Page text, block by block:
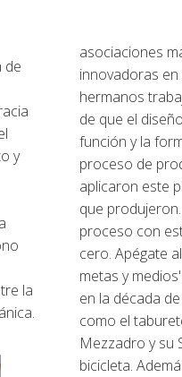
de
y
la
asociaciones
innovadoras
hermanos
de que el
función y la
proceso de
aplicaron este
que
proceso con
cero. Apégate
metas y
en la década
como el
Mezzadro y su
bicicleta.